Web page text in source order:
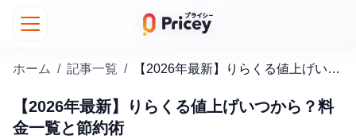
ホーム / 記事一覧 / 【2026年最新】りらくる値上げいつから？料金一覧と節約術
【2026年最新】りらくる値上げいつから？料
金一覧と節約術